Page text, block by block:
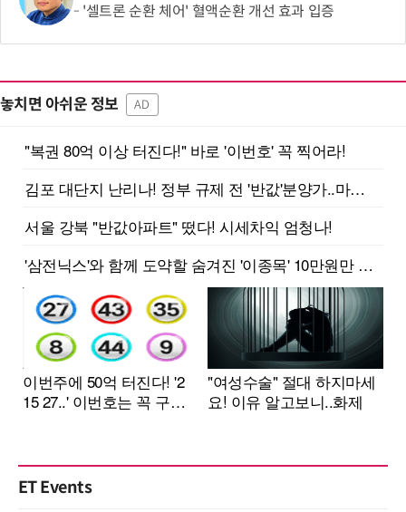
'셀트론 순환 체어' 혈액순환 개선 효과 입증
놓치면 아쉬운 정보 AD
ET Events